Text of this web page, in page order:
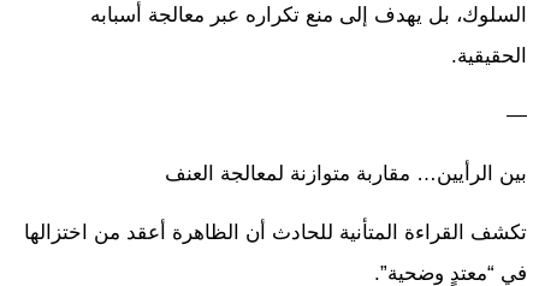
السلوك، بل يهدف إلى منع تكراره عبر معالجة أسبابه
الحقيقية.
—
بين الرأيين… مقاربة متوازنة لمعالجة العنف
تكشف القراءة المتأنية للحادث أن الظاهرة أعقد من اختزالها
في “معتدٍ وضحية”.